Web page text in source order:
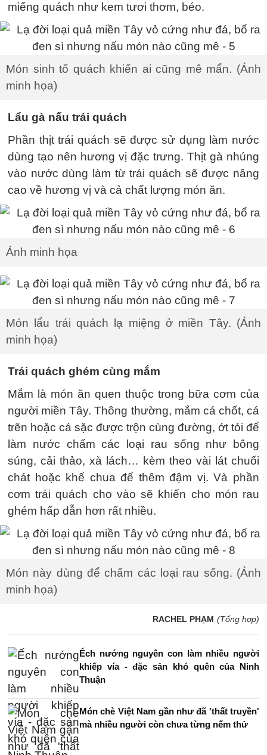
miếng quách như kem tươi thơm, béo.
Món sinh tố quách khiến ai cũng mê mẩn. (Ảnh
minh họa)
Lẩu gà nấu trái quách
Phần thịt trái quách sẽ được sử dụng làm nước
dùng tạo nên hương vị đặc trưng. Thịt gà nhúng
vào nước dùng làm từ trái quách sẽ được nâng
cao về hương vị và cả chất lượng món ăn.
Ảnh minh họa
Món lẩu trái quách lạ miệng ở miền Tây. (Ảnh
minh họa)
Trái quách ghém cùng mắm
Mắm là món ăn quen thuộc trong bữa cơm của
người miền Tây. Thông thường, mắm cá chốt, cá
trẽn hoặc cá sặc được trộn cùng đường, ớt tỏi để
làm nước chấm các loại rau sống như bông
súng, cải thảo, xà lách… kèm theo vài lát chuối
chát hoặc khế chua để thêm đậm vị. Và phần
cơm trái quách cho vào sẽ khiến cho món rau
ghém hấp dẫn hơn rất nhiều.
Món này dùng để chấm các loại rau sống. (Ảnh
minh họa)
RACHEL PHẠM (Tổng hợp)
Ếch nướng nguyên con làm nhiều người
khiếp vía - đặc sản khó quên của Ninh
Thuận
Món chè Việt Nam gần như đã 'thất truyền'
mà nhiều người còn chưa từng nếm thử